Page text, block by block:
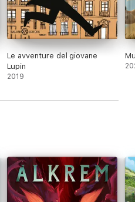
Le avventure del giovane
Lupin
2019